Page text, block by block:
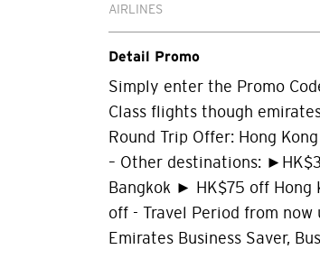
AIRLINES
Detail Promo
Simply enter the Promo
Class flights though
Round Trip Offer: Hong
– Other destinations:
Bangkok ► HK$75 off
off - Travel Period from
Emirates Business Saver,